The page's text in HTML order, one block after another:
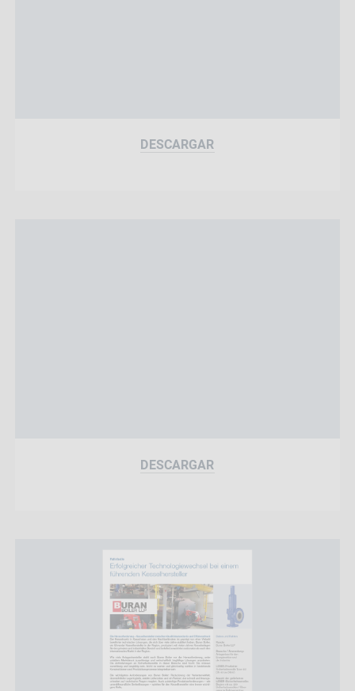
DESCARGAR
DESCARGAR